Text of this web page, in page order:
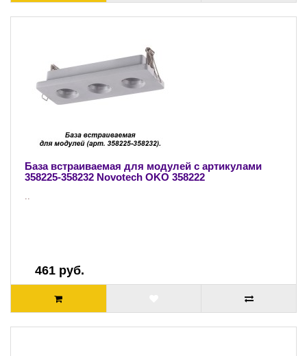
База встраиваемая для модулей с артикулами
358225-358232 Novotech OKO 358222
..
461 руб.